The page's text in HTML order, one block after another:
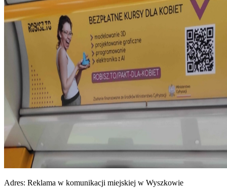
Adres: Reklama w komunikacji miejskiej w Wyszkowie